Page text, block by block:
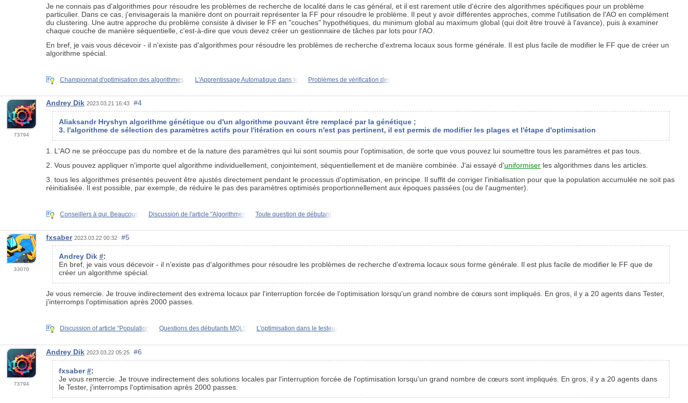
Je ne connais pas d'algorithmes pour résoudre les problèmes de recherche de localité dans le cas général, et il est rarement utile d'écrire des algorithmes spécifiques pour un problème
particulier. Dans ce cas, j'envisagerais la manière dont on pourrait représenter la FF pour résoudre le problème. Il peut y avoir différentes approches, comme l'utilisation de l'AO en complément
du clustering. Une autre approche du problème consiste à diviser le FF en "couches" hypothétiques, du minimum global au maximum global (qui doit être trouvé à l'avance), puis à examiner
chaque couche de manière séquentielle, c'est-à-dire que vous devez créer un gestionnaire de tâches par lots pour l'AO.
En bref, je vais vous décevoir - il n'existe pas d'algorithmes pour résoudre les problèmes de recherche d'extrema locaux sous forme générale. Il est plus facile de modifier le FF que de créer un
algorithme spécial.
Championnat d'optimisation des algorithmes. L'Apprentissage Automatique dans le Problèmes de vérification des
73794
Andrey Dik 2023.03.21 16:43 #4
Aliaksandr Hryshyn algorithme génétique ou d'un algorithme pouvant être remplacé par la génétique ;
3. l'algorithme de sélection des paramètres actifs pour l'itération en cours n'est pas pertinent, il est permis de modifier les plages et l'étape d'optimisation
1. L'AO ne se préoccupe pas du nombre et de la nature des paramètres qui lui sont soumis pour l'optimisation, de sorte que vous pouvez lui soumettre tous les paramètres et pas tous.
2. Vous pouvez appliquer n'importe quel algorithme individuellement, conjointement, séquentiellement et de manière combinée. J'ai essayé d'uniformiser les algorithmes dans les articles.
3. tous les algorithmes présentés peuvent être ajustés directement pendant le processus d'optimisation, en principe. Il suffit de corriger l'initialisation pour que la population accumulée ne soit pas
réinitialisée. Il est possible, par exemple, de réduire le pas des paramètres optimisés proportionnellement aux époques passées (ou de l'augmenter).
Conseillers à qui. Beaucoup Discussion de l'article "Algorithmes Toute question de débutant,
33070
fxsaber 2023.03.22 00:32 #5
Andrey Dik #:
En bref, je vais vous décevoir - il n'existe pas d'algorithmes pour résoudre les problèmes de recherche d'extrema locaux sous forme générale. Il est plus facile de modifier le FF que de
créer un algorithme spécial.
Je vous remercie. Je trouve indirectement des extrema locaux par l'interruption forcée de l'optimisation lorsqu'un grand nombre de cœurs sont impliqués. En gros, il y a 20 agents dans Tester,
j'interromps l'optimisation après 2000 passes.
Discussion of article "Population Questions des débutants MQL5 L'optimisation dans le testeur
73794
Andrey Dik 2023.03.22 05:25 #6
fxsaber#:
Je vous remercie. Je trouve indirectement des solutions locales par l'interruption forcée de l'optimisation lorsqu'un grand nombre de cœurs sont impliqués. En gros, il y a 20 agents dans
le Tester, j'interromps l'optimisation après 2000 passes.